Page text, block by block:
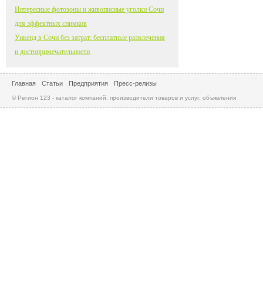
Интересные фотозоны и живописные уголки Сочи
для эффектных снимков
Уикенд в Сочи без затрат: бесплатные развлечения
и достопримечательности
Главная Статьи Предприятия Пресс-релизы
© Регион 123 - каталог компаний, производители товаров и услуг, объявления